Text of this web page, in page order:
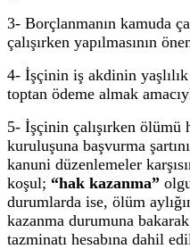
3- Borçlanmanın kamuda
çalışırken yapılmasının
4- İşçinin iş akdinin
toptan ödeme almak
5- İşçinin çalışırken
kuruluşuna başvurma
kanuni düzenlemeler
koşul; “hak kazanma”
durumlarda ise, ölüm
kazanma durumuna
tazminatı hesabına dahil